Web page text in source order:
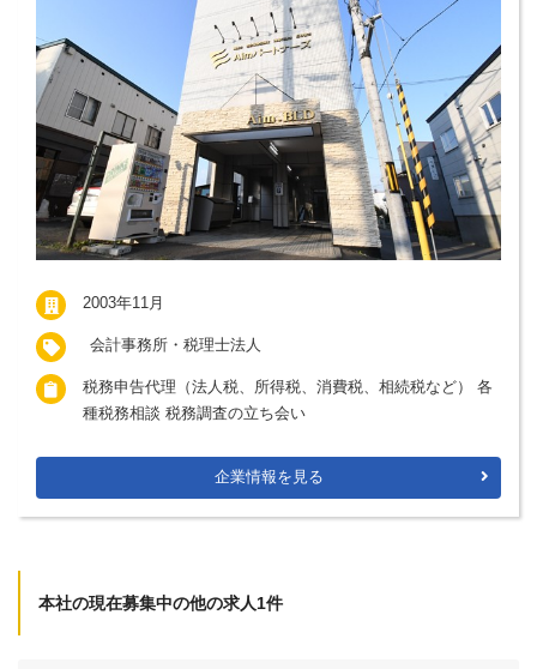
2003年11月
会計事務所・税理士法人
税務申告代理（法人税、所得税、消費税、相続税など） 各
種税務相談 税務調査の立ち会い
企業情報を見る
本社の現在募集中の他の求人1件